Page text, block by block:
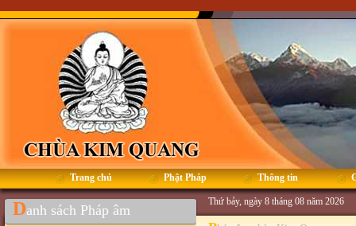
Trang chủ Phật Pháp Thông tin
Danh sách Pháp âm
Thứ bảy, ngày 8 tháng 08 năm 2026